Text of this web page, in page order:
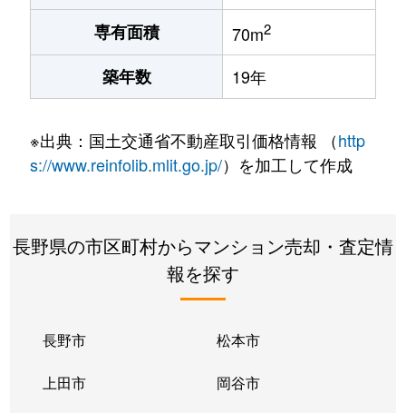
専有面積
70m2
築年数 19年
※出典：国土交通省不動産取引価格情報 （http
s://www.reinfolib.mlit.go.jp/）を加工して作成
長野県の市区町村からマンション売却・査定情
報を探す
長野市 松本市
上田市 岡谷市